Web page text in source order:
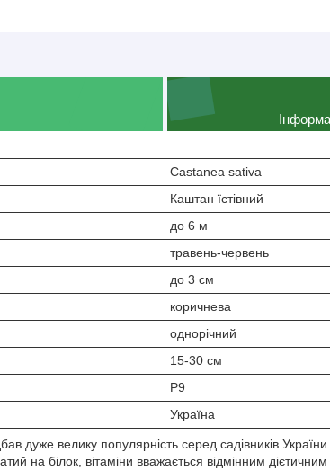
Castanea sativa
Каштан їстівний
до 6 м
травень-червень
до 3 см
коричнева
однорічний
15-30 см
Р9
Україна
дуже велику популярність серед садівників
на білок, вітаміни вважається відмінним